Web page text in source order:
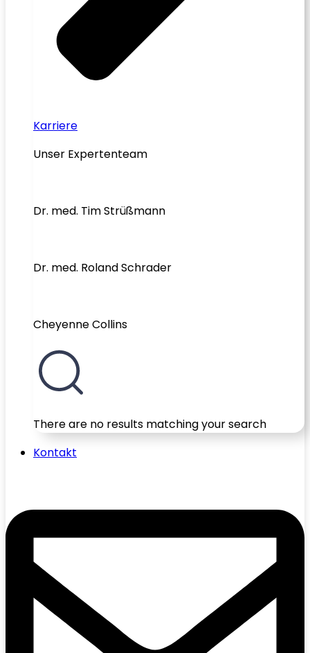
Karriere
Unser Expertenteam
Dr. med. Tim Strüßmann
Dr. med. Roland Schrader
Cheyenne Collins
There are no results matching your search
Kontakt